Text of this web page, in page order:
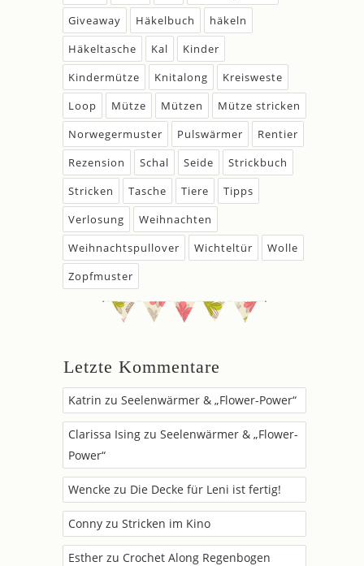
Giveaway
Häkelbuch
häkeln
Häkeltasche
Kal
Kinder
Kindermütze
Knitalong
Kreisweste
Loop
Mütze Mützen
Mütze stricken
Norwegermuster
Pulswärmer
Rentier
Rezension
Schal Seide
Strickbuch
Stricken
Tasche Tiere
Tipps
Verlosung
Weihnachten
Weihnachtspullover
Wichteltür
Wolle
Zopfmuster
Letzte Kommentare
Katrin zu Seelenwärmer & „Flower-Power“
Clarissa Ising zu Seelenwärmer & „Flower-
Power“
Wencke zu Die Decke für Leni ist fertig!
Conny zu Stricken im Kino
Esther zu Crochet Along Regenbogen